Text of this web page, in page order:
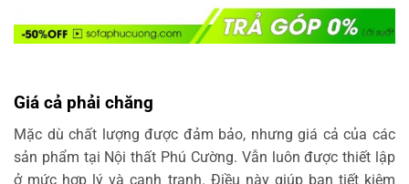
Giá cả phải chăng
Mặc dù chất lượng được đảm bảo, nhưng giá cả của các
sản phẩm tại Nội thất Phú Cường. Vẫn luôn được thiết lập
ở mức hợp lý và cạnh tranh. Điều này giúp bạn tiết kiệm